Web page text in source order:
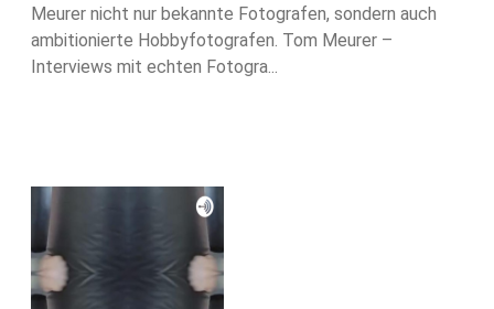
Meurer nicht nur bekannte Fotografen, sondern auch
ambitionierte Hobbyfotografen. Tom Meurer –
Interviews mit echten Fotogra...